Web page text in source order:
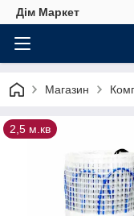
Дім Маркет
Магазин
2,5 м.кв